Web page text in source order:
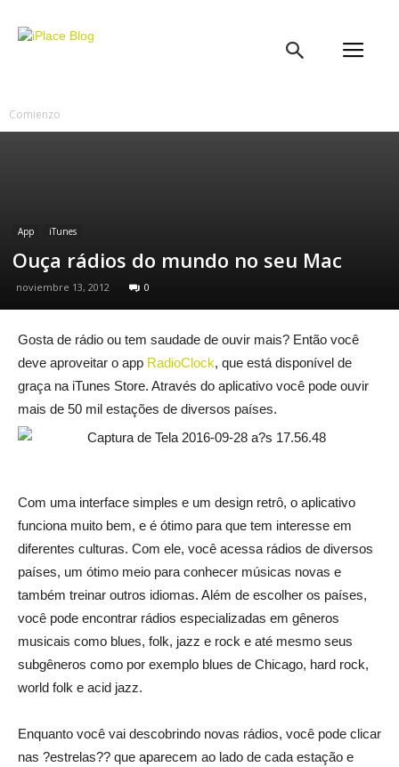
Comienzo
App iTunes
Ouça rádios do mundo no seu Mac
noviembre 13, 2012 0
Gosta de rádio ou tem saudade de ouvir mais? Então você
deve aproveitar o app RadioClock, que está disponível de
graça na iTunes Store. Através do aplicativo você pode ouvir
mais de 50 mil estações de diversos países.
Com uma interface simples e um design retrô, o aplicativo
funciona muito bem, e é ótimo para que tem interesse em
diferentes culturas. Com ele, você acessa rádios de diversos
países, um ótimo meio para conhecer músicas novas e
também treinar outros idiomas. Além de escolher os países,
você pode encontrar rádios especializadas em gêneros
musicais como blues, folk, jazz e rock e até mesmo seus
subgêneros como por exemplo blues de Chicago, hard rock,
world folk e acid jazz.
Enquanto você vai descobrindo novas rádios, você pode clicar
nas ?estrelas?? que aparecem ao lado de cada estação e